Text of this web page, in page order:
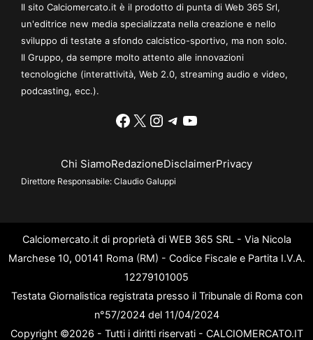
Il sito Calciomercato.it è il prodotto di punta di Web 365 Srl,
un'editrice new media specializzata nella creazione e nello
sviluppo di testate a sfondo calcistico-sportivo, ma non solo.
Il Gruppo, da sempre molto attento alle innovazioni
tecnologiche (interattività, Web 2.0, streaming audio e video,
podcasting, ecc.).
Facebook
X Instagram
Telegram
YouTube
Chi SiamoRedazioneDisclaimerPrivacy
Direttore Responsabile: Claudio Galuppi
Calciomercato.it di proprietà di WEB 365 SRL - Via Nicola
Marchese 10, 00141 Roma (RM) - Codice Fiscale e Partita I.V.A.
12279101005
Testata Giornalistica registrata presso il Tribunale di Roma con
n°57/2024 del 11/04/2024
Copyright ©2026 - Tutti i diritti riservati - CALCIOMERCATO.IT